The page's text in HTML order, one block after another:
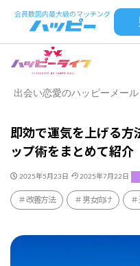
出会い恋愛のハッピーメール
即効で運気を上げる方
ップ術をまとめて紹介
2025年5月23日 2025年7月22日
改善方法 男女向け